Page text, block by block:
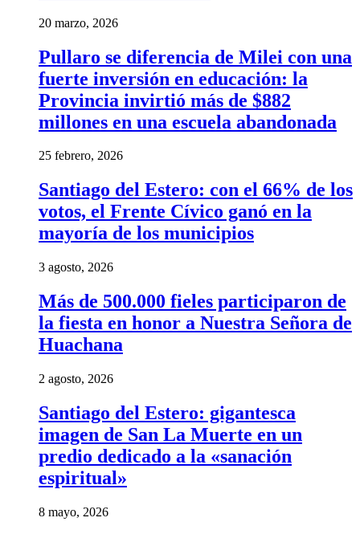
20 marzo, 2026
Pullaro se diferencia de Milei con una
fuerte inversión en educación: la
Provincia invirtió más de $882
millones en una escuela abandonada
25 febrero, 2026
Santiago del Estero: con el 66% de los
votos, el Frente Cívico ganó en la
mayoría de los municipios
3 agosto, 2026
Más de 500.000 fieles participaron de
la fiesta en honor a Nuestra Señora de
Huachana
2 agosto, 2026
Santiago del Estero: gigantesca
imagen de San La Muerte en un
predio dedicado a la «sanación
espiritual»
8 mayo, 2026